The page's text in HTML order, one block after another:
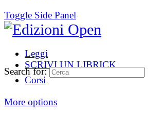
Toggle Side Panel
Leggi
SCRIVI UN LIBRICK
Corsi
More options
Search for: